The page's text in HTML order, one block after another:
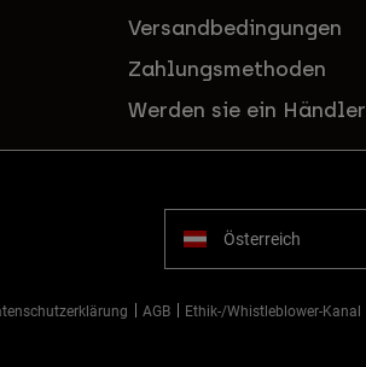
Versandbedingungen
Zahlungsmethoden
Werden sie ein Händler
Österreich
AGB Ethik-/Whistleblower-Kanal